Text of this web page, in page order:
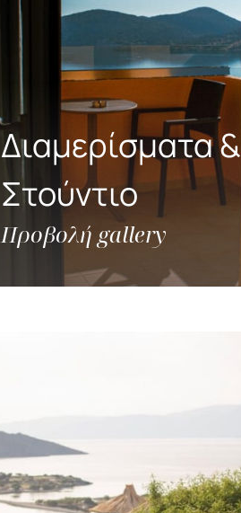
Διαμερίσματα &
Στούντιο
Προβολή gallery